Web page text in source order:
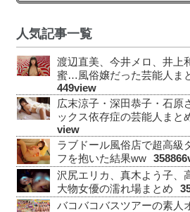
人気記事一覧
渡辺直美、今井メロ、井上
蜜…風俗嬢だった芸能人ま
449view
広末涼子・深田恭子・石原
ックス依存症の芸能人まと
view
ラブドール風俗店で超高級
フを抱いた結果ww
沢尻エリカ、真木よう子、
大物女優の濡れ場まとめ
バコバコバスツアーの素人